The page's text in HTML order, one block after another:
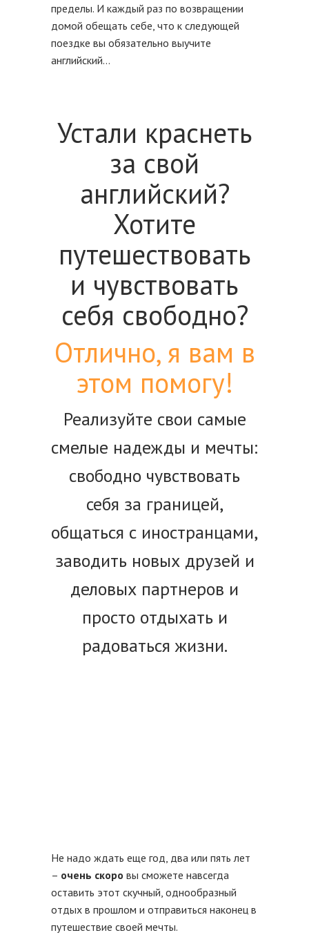
пределы. И каждый раз по возвращении
домой обещать себе, что к следующей
поездке вы обязательно выучите
английский…
Устали краснеть
за свой
английский?
Хотите
путешествовать
и чувствовать
себя свободно?
Отлично, я вам в
этом помогу!
Реализуйте свои самые
смелые надежды и мечты:
свободно чувствовать
себя за границей,
общаться с иностранцами,
заводить новых друзей и
деловых партнеров и
просто отдыхать и
радоваться жизни.
Не надо ждать еще год, два или пять лет
– очень скоро вы сможете навсегда
оставить этот скучный, однообразный
отдых в прошлом и отправиться наконец в
путешествие своей мечты.